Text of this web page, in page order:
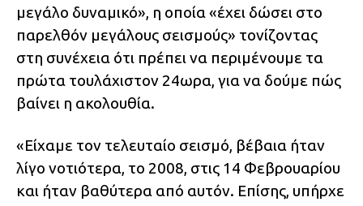
μεγάλο δυναμικό», η οποία «έχει δώσει στο
παρελθόν μεγάλους σεισμούς» τονίζοντας
στη συνέχεια ότι πρέπει να περιμένουμε τα
πρώτα τουλάχιστον 24ωρα, για να δούμε πώς
βαίνει η ακολουθία.
«Είχαμε τον τελευταίο σεισμό, βέβαια ήταν
λίγο νοτιότερα, το 2008, στις 14 Φεβρουαρίου
και ήταν βαθύτερα από αυτόν. Επίσης, υπήρχε